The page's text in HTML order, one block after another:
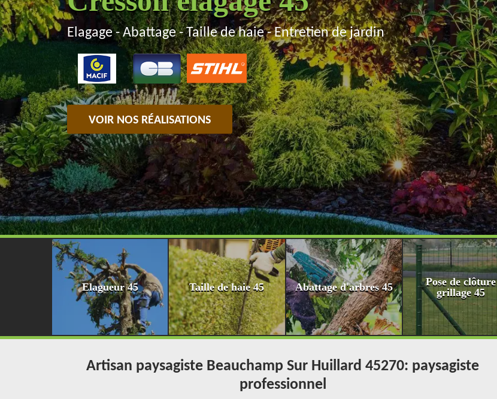
Elagage - Abattage - Taille de haie - Entretien de jardin
VOIR NOS RÉALISATIONS
Elagueur 45 Taille de haie 45 Abattage d'arbres 45
Pose de clôture
grillage 45
Artisan paysagiste Beauchamp Sur Huillard 45270: paysagiste
professionnel